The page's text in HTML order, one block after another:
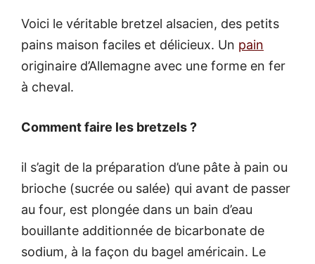
Voici le véritable bretzel alsacien, des petits
pains maison faciles et délicieux. Un pain
originaire d’Allemagne avec une forme en fer
à cheval.
Comment faire les bretzels ?
il s’agit de la préparation d’une pâte à pain ou
brioche (sucrée ou salée) qui avant de passer
au four, est plongée dans un bain d’eau
bouillante additionnée de bicarbonate de
sodium, à la façon du bagel américain. Le